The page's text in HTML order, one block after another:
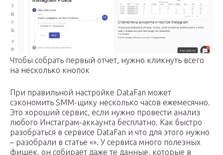
Чтобы собрать первый отчет, нужно кликнуть всего
на несколько кнопок
При правильной настройке DataFan может
сэкономить SMM-щику несколько часов ежемесячно.
Это хороший сервис, если нужно провести анализ
любого Инстаграм-аккаунта бесплатно. Как быстро
разобраться в сервисе DataFan и что для этого нужно
– разобрали в статье «». У сервиса много полезных
фишек, он собирает даже те данные, которые в